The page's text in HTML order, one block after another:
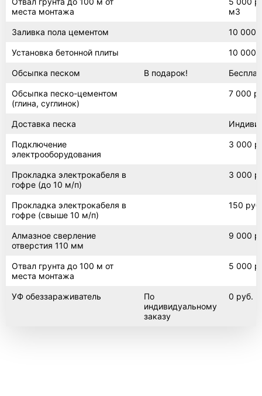
места монтажа
м3
Заливка пола цементом 10 000
Установка бетонной плиты 10 000
Обсыпка песком В подарок!
Обсыпка песко-цементом
(глина, суглинок)
7 000
Доставка песка
Подключение
электрооборудования
3 000
Прокладка электрокабеля в
гофре (до 10 м/п)
3 000
Прокладка электрокабеля в
гофре (свыше 10 м/п)
150 руб.
Алмазное сверление
отверстия 110 мм
9 000
Отвал грунта до 100 м от
места монтажа
5 000
УФ обеззараживатель
По
индивидуальному
заказу
0 руб.